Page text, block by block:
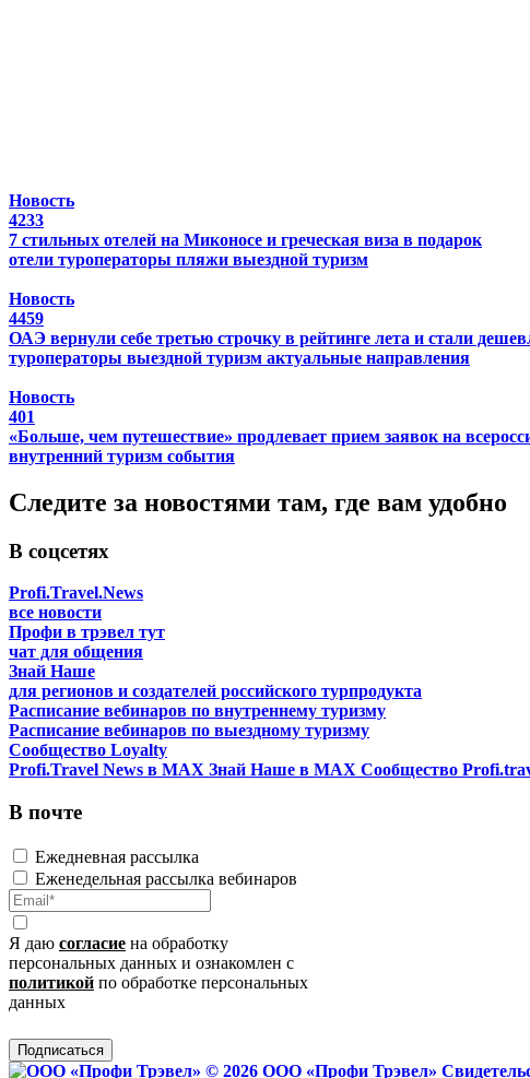
Новость
4233
7 стильных отелей на Миконосе и греческая виза в подарок
отели туроператоры пляжи выездной туризм
Новость
4459
ОАЭ вернули себе третью строчку в рейтинге лета и стали
туроператоры выездной туризм актуальные направления
Новость
401
«Больше, чем путешествие» продлевает прием заявок на
внутренний туризм события
Следите за новостями там, где вам удобно
В соцсетях
Profi.Travel.News
все новости
Профи в трэвел тут
чат для общения
Знай Наше
для регионов и создателей российского турпродукта
Расписание вебинаров по внутреннему туризму
Расписание вебинаров по выездному туризму
Сообщество Loyalty
Profi.Travel News в MAX Знай Наше в MAX Сообщество
В почте
Ежедневная рассылка
Еженедельная рассылка вебинаров
Я даю согласие на обработку
персональных данных и ознакомлен с
политикой по обработке персональных
данных
Подписаться
© 2026 ООО «Профи Трэвeл»